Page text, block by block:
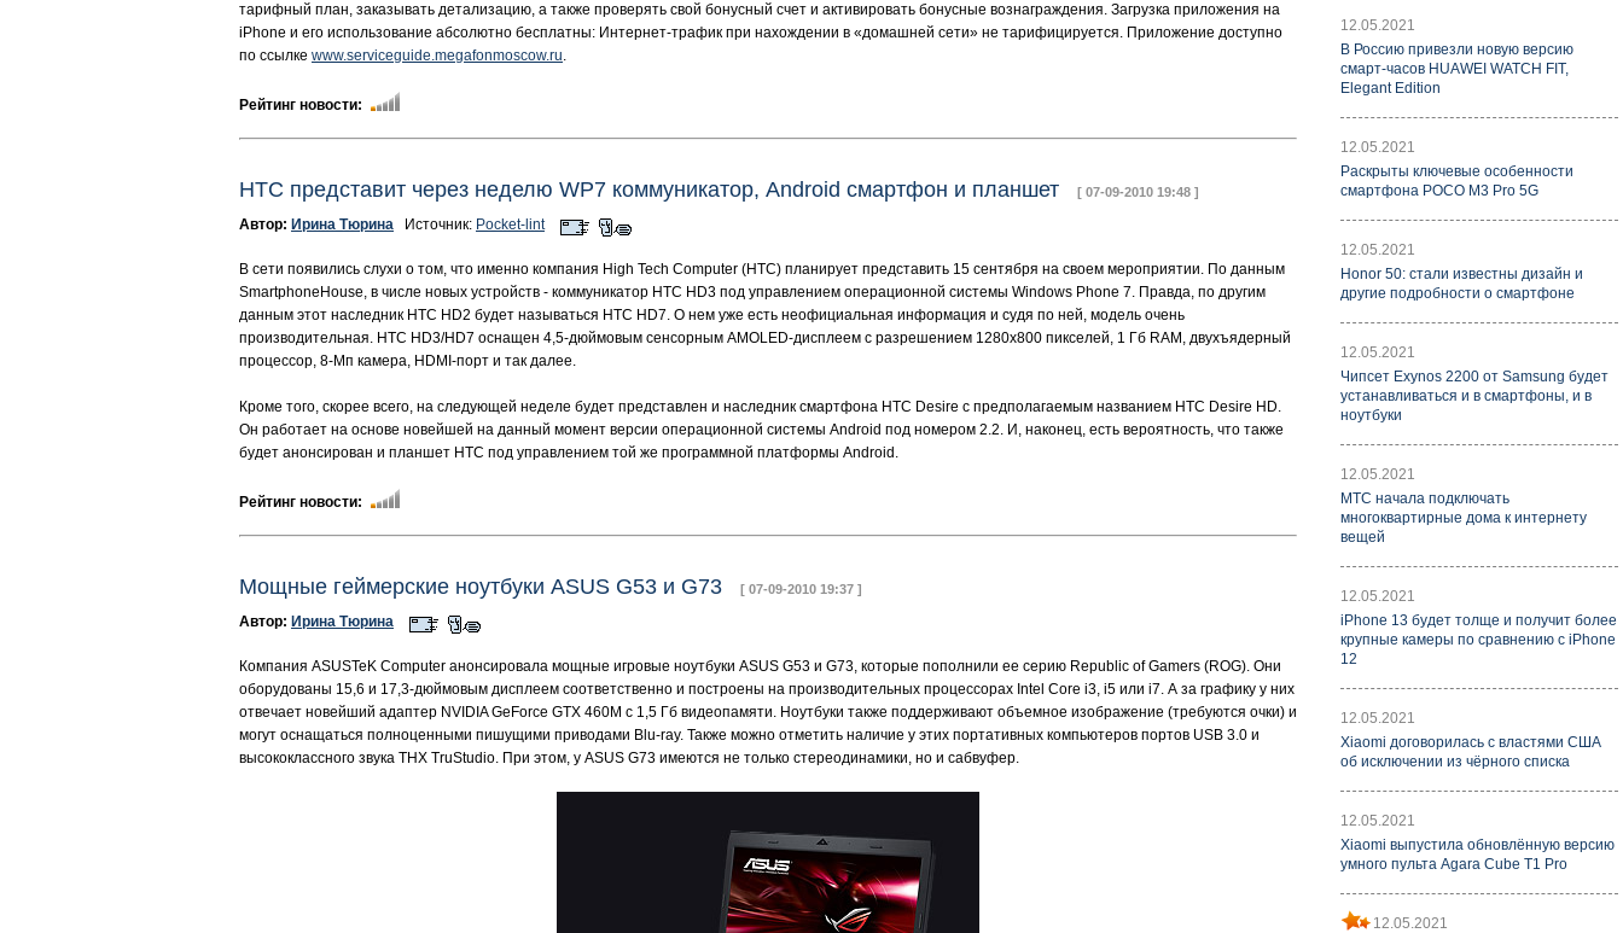
тарифный план, заказывать детализацию, а также проверять свой бонусный счет и активировать бонусные вознаграждения. Загрузка приложения на
iPhone и его использование абсолютно бесплатны: Интернет-трафик при нахождении в «домашней сети» не тарифицируется. Приложение доступно
по ссылке www.serviceguide.megafonmoscow.ru.
Рейтинг новости:
HTC представит через неделю WP7 коммуникатор, Android смартфон и планшет [ 07-09-2010 19:48 ]
Автор: Ирина Тюрина Источник: Pocket-lint
В сети появились слухи о том, что именно компания High Tech Computer (HTC) планирует представить 15 сентября на своем мероприятии. По данным
SmartphoneHouse, в числе новых устройств - коммуникатор HTC HD3 под управлением операционной системы Windows Phone 7. Правда, по другим
данным этот наследник HTC HD2 будет называться HTC HD7. О нем уже есть неофициальная информация и судя по ней, модель очень
производительная. HTC HD3/HD7 оснащен 4,5-дюймовым сенсорным AMOLED-дисплеем с разрешением 1280x800 пикселей, 1 Гб RAM, двухъядерный
процессор, 8-Мп камера, HDMI-порт и так далее.
Кроме того, скорее всего, на следующей неделе будет представлен и наследник смартфона HTC Desire с предполагаемым названием HTC Desire HD.
Он работает на основе новейшей на данный момент версии операционной системы Android под номером 2.2. И, наконец, есть вероятность, что также
будет анонсирован и планшет HTC под управлением той же программной платформы Android.
Рейтинг новости:
Мощные геймерские ноутбуки ASUS G53 и G73 [ 07-09-2010 19:37 ]
Автор: Ирина Тюрина
Компания ASUSTeK Computer анонсировала мощные игровые ноутбуки ASUS G53 и G73, которые пополнили ее серию Republic of Gamers (ROG). Они
оборудованы 15,6 и 17,3-дюймовым дисплеем соответственно и построены на производительных процессорах Intel Core i3, i5 или i7. А за графику у них
отвечает новейший адаптер NVIDIA GeForce GTX 460M с 1,5 Гб видеопамяти. Ноутбуки также поддерживают объемное изображение (требуются очки) и
могут оснащаться полноценными пишущими приводами Blu-ray. Также можно отметить наличие у этих портативных компьютеров портов USB 3.0 и
высококлассного звука THX TruStudio. При этом, у ASUS G73 имеются не только стереодинамики, но и сабвуфер.
12.05.2021
В Россию привезли новую версию
смарт-часов HUAWEI WATCH FIT,
Elegant Edition
12.05.2021
Раскрыты ключевые особенности
смартфона POCO M3 Pro 5G
12.05.2021
Honor 50: стали известны дизайн и
другие подробности о смартфоне
12.05.2021
Чипсет Exynos 2200 от Samsung будет
устанавливаться и в смартфоны, и в
ноутбуки
12.05.2021
МТС начала подключать
многоквартирные дома к интернету
вещей
12.05.2021
iPhone 13 будет толще и получит более
крупные камеры по сравнению с iPhone
12
12.05.2021
Xiaomi договорилась с властями США
об исключении из чёрного списка
12.05.2021
Xiaomi выпустила обновлённую версию
умного пульта Agara Cube T1 Pro
12.05.2021